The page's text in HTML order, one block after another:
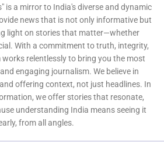
is a mirror to India's diverse and dynamic
news that is not only informative but
light on stories that matter—whether
With a commitment to truth, integrity,
relentlessly to bring you the most
engaging journalism. We believe in
offering context, not just headlines. In
we offer stories that resonate,
understanding India means seeing it
from all angles.